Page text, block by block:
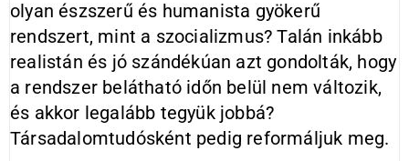
olyan észszerű és humanista gyökerű
rendszert, mint a szocializmus? Talán inkább
realistán és jó szándékúan azt gondolták, hogy
a rendszer belátható időn belül nem változik,
és akkor legalább tegyük jobbá?
Társadalomtudósként pedig reformáljuk meg.